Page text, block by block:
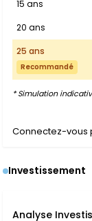
15 ans
20 ans
25 ans
Recommandé
* Simulation
Connectez-vous
Investissement
Analyse